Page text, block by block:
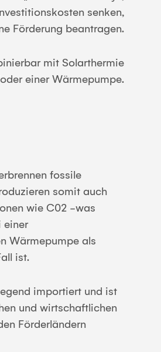
senken,
Förderung beantragen.
mit Solarthermie
einer Wärmepumpe.
fossile
somit auch
wie C02 -was
einer
Wärmepumpe als
ist.
importiert und ist
und wirtschaftlichen
Förderländern